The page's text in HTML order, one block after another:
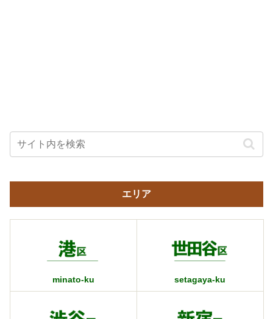
エリア
minato-ku setagaya-ku